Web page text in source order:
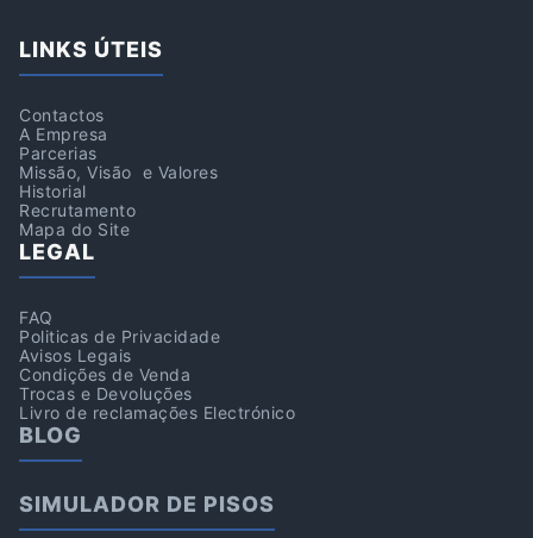
LINKS ÚTEIS
Contactos
A Empresa
Parcerias
Missão, Visão e Valores
Historial
Recrutamento
Mapa do Site
LEGAL
FAQ
Politicas de Privacidade
Avisos Legais
Condições de Venda
Trocas e Devoluções
Livro de reclamações Electrónico
BLOG
SIMULADOR DE PISOS